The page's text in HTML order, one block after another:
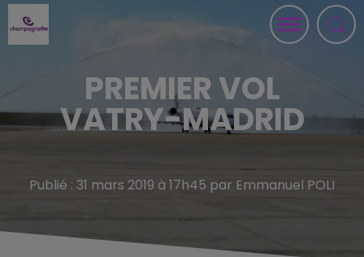
PREMIER VOL
VATRY-MADRID
Publié : 31 mars 2019 à 17h45 par Emmanuel POLI